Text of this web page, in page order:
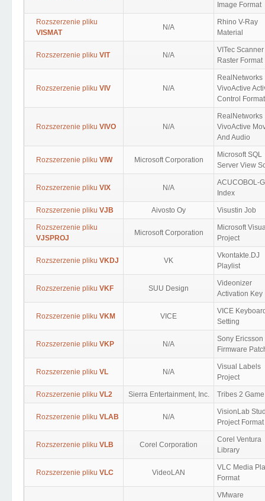
Image Format
Rozszerzenie pliku
VISMAT
N/A
Rhino V-Ray
Material
Rozszerzenie pliku VIT N/A
VITec Scanner
Raster Format
Rozszerzenie pliku VIV N/A
RealNetworks
VivoActive
Control Format
Rozszerzenie pliku VIVO N/A
RealNetworks
VivoActive
And Audio
Rozszerzenie pliku VIW Microsoft Corporation
Microsoft SQL
Server View
Rozszerzenie pliku VIX N/A
ACUCOBOL-
Index
Rozszerzenie pliku VJB Aivosto Oy Visustin Job
Rozszerzenie pliku
VJSPROJ
Microsoft Corporation
Microsoft
Project
Rozszerzenie pliku VKDJ VK
Vkontakte.DJ
Playlist
Rozszerzenie pliku VKF SUU Design
Videonizer
Activation Key
Rozszerzenie pliku VKM VICE
VICE
Setting
Rozszerzenie pliku VKP N/A
Sony Ericsson
Firmware
Rozszerzenie pliku VL N/A
Visual Labels
Project
Rozszerzenie pliku VL2 Sierra Entertainment, Inc. Tribes 2 Game
Rozszerzenie pliku VLAB N/A
VisionLab
Project Format
Rozszerzenie pliku VLB Corel Corporation
Corel Ventura
Library
Rozszerzenie pliku VLC VideoLAN
VLC Media
Format
VMware